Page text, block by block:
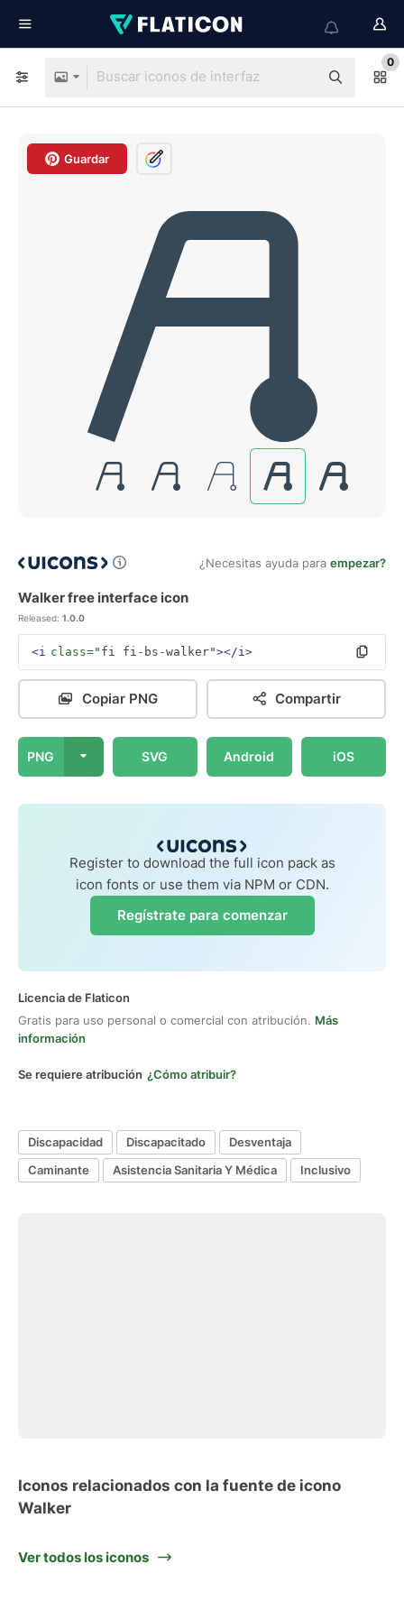
0
Guardar
¿Necesitas ayuda para empezar?
Walker free interface icon
Released: 1.0.0
<i class="fi fi-bs-walker"></i>
Copiar PNG Compartir
PNG SVG Android iOS
Register to download the full icon pack as
icon fonts or use them via NPM or CDN.
Regístrate para comenzar
Licencia de Flaticon
Gratis para uso personal o comercial con atribución. Más
información
Se requiere atribución ¿Cómo atribuir?
Discapacidad Discapacitado
Desventaja
Caminante
Asistencia Sanitaria Y Médica Inclusivo
Iconos relacionados con la fuente de icono
Walker
Ver todos los iconos